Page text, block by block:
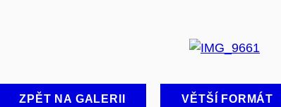
ZPĚT NA GALERII VĚTŠÍ FORMÁT